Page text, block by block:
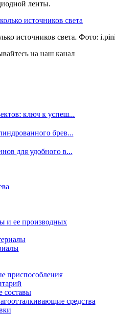
ленты.
источников света. Фото:
на наш канал
ключ к успеш...
брев...
для удобного в...
и ее производных
приспособления
составы
средства